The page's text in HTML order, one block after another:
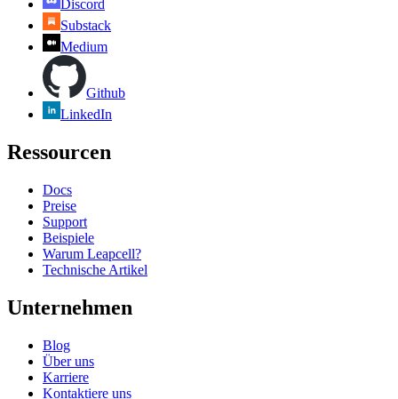
Discord
Substack
Medium
Github
LinkedIn
Ressourcen
Docs
Preise
Support
Beispiele
Warum Leapcell?
Technische Artikel
Unternehmen
Blog
Über uns
Karriere
Kontaktiere uns